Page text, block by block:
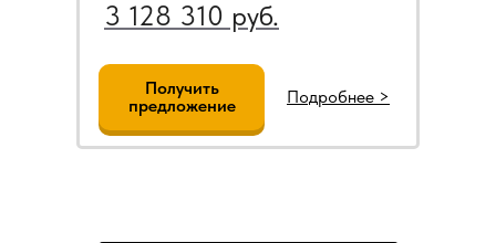
Подробнее >
Получить
предложение
3 128 310 руб.